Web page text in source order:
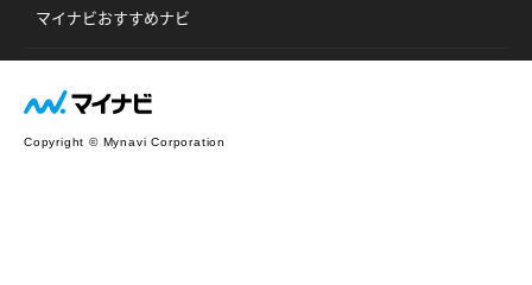
マイナビおすすめナビ
Copyright © Mynavi Corporation